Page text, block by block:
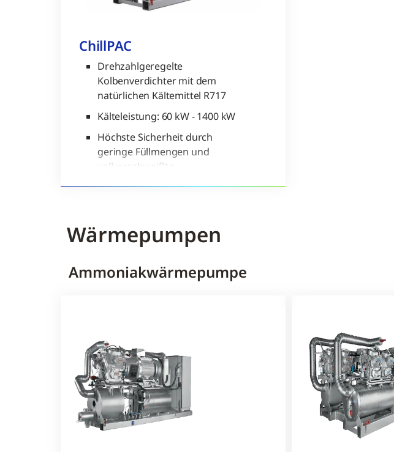
ChillPAC
Drehzahlgeregelte
Kolbenverdichter mit dem
natürlichen Kältemittel R717
Kälteleistung: 60 kW - 1400 kW
Höchste Sicherheit durch
geringe Füllmengen und
vollverschweißte
Wärmepumpen
Ammoniakwärmepumpe